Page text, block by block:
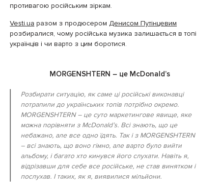
противагою російським зіркам.
Vesti.ua разом з продюсером Денисом Путінцевим
розбиралися, чому російська музика залишається в топі
українців і чи варто з цим боротися.
MORGENSHTERN – це McDonald’s
Розбирати ситуацію, як саме ці російські виконавці
потрапили до українських топів потрібно окремо.
MORGENSHTERN – це суто маркетингове явище, яке
можна порівняти з McDonald’s. Всі знають, що це
небажано, але все одно їдять. Так і з MORGENSHTERN
– всі знають, що воно гімно, але варто було вийти
альбому, і багато хто кинувся його слухати. Навіть я,
відрізавши для себе все російське, не став винятком і
послухав. І таких, як я, виявилися мільйони.